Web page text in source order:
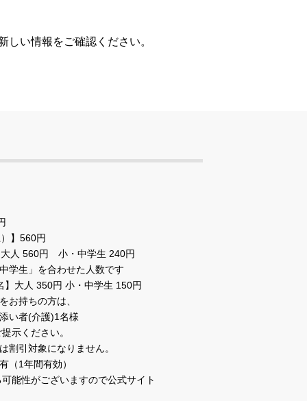
い情報をご確認ください。
】560円
人 560円 小・中学生 240円
生」を合わせた人数です
】大人 350円 小・中学生 150円
持ちの方は、
者(介護)1名様
ください。
引対象になりません。
（1年間有効）
能性がございますので公式サイト